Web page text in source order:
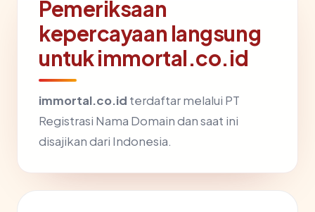
Pemeriksaan
kepercayaan langsung
untuk immortal.co.id
immortal.co.id terdaftar melalui PT
Registrasi Nama Domain dan saat ini
disajikan dari Indonesia.